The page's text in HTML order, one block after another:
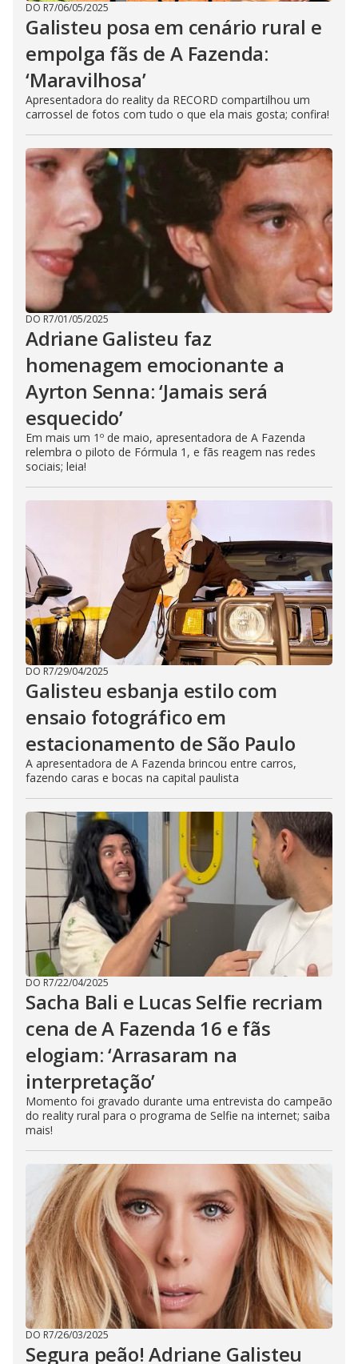
DO R7/06/05/2025
Galisteu posa em cenário rural e
empolga fãs de A Fazenda:
‘Maravilhosa’
Apresentadora do reality da RECORD compartilhou um
carrossel de fotos com tudo o que ela mais gosta; confira!
DO R7/01/05/2025
Adriane Galisteu faz
homenagem emocionante a
Ayrton Senna: ‘Jamais será
esquecido’
Em mais um 1º de maio, apresentadora de A Fazenda
relembra o piloto de Fórmula 1, e fãs reagem nas redes
sociais; leia!
DO R7/29/04/2025
Galisteu esbanja estilo com
ensaio fotográfico em
estacionamento de São Paulo
A apresentadora de A Fazenda brincou entre carros,
fazendo caras e bocas na capital paulista
DO R7/22/04/2025
Sacha Bali e Lucas Selfie recriam
cena de A Fazenda 16 e fãs
elogiam: ‘Arrasaram na
interpretação’
Momento foi gravado durante uma entrevista do campeão
do reality rural para o programa de Selfie na internet; saiba
mais!
DO R7/26/03/2025
Segura peão! Adriane Galisteu